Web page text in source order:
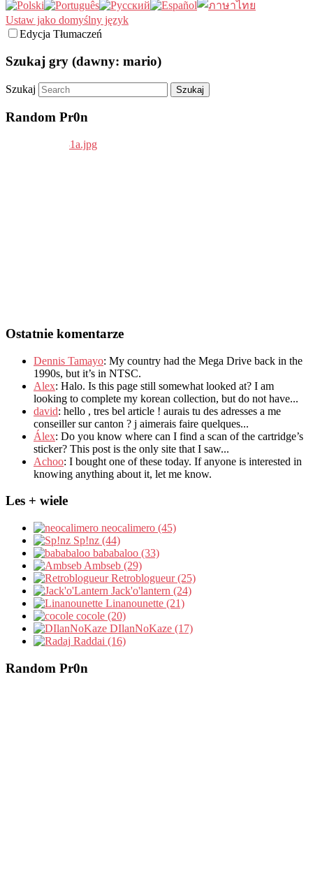
Ustaw jako domyślny język
Edycja Tłumaczeń
Szukaj gry (dawny: mario)
Szukaj
Random Pr0n
Ostatnie komentarze
Dennis Tamayo: My country had the Mega Drive back in the
1990s, but it’s in NTSC.
Alex: Halo. Is this page still somewhat looked at? I am
looking to complete my korean collection, but do not have...
david: hello , tres bel article ! aurais tu des adresses a me
conseiller sur canton ? j aimerais faire quelques...
Álex: Do you know where can I find a scan of the cartridge’s
sticker? This post is the only site that I saw...
Achoo: I bought one of these today. If anyone is interested in
knowing anything about it, let me know.
Les + wiele
neocalimero (45)
Sp!nz (44)
bababaloo (33)
Ambseb (29)
Retroblogueur (25)
Jack'o'lantern (24)
Linanounette (21)
cocole (20)
DIlanNoKaze (17)
Raddai (16)
Random Pr0n